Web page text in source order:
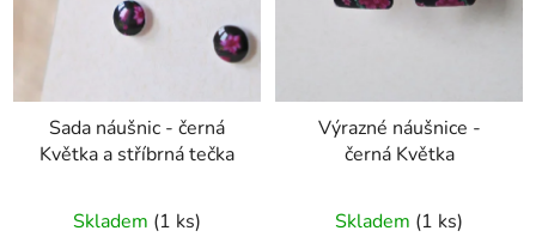
t
Sada náušnic - černá
Květka a stříbrná tečka
Skladem (1 ks)
Výrazné náušnice -
černá Květka
Skladem (1 ks)